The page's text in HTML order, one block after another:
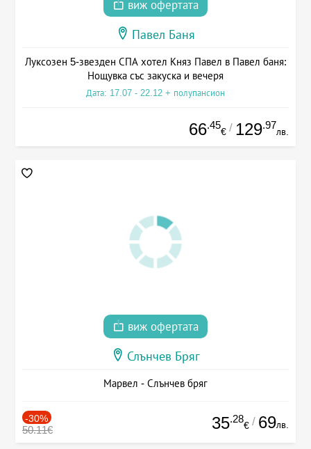
виж офертата
Павел Баня
Луксозен 5-звезден СПА хотел Княз Павел в Павел баня:
Нощувка със закуска и вечеря
Дата: 17.07 - 22.12 + полупансион
66.45
€ / 129.97
лв.
виж офертата
Слънчев Бряг
Марвел - Слънчев бряг
-30%
50.11€ 35.28
€ / 69лв.